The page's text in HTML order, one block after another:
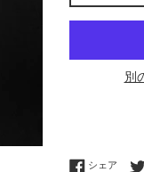
別
シェア